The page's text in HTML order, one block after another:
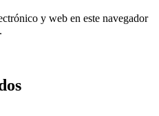
y web en este navegador